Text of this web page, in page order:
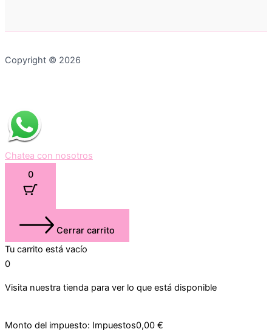
Copyright © 2026
Chatea con nosotros
0
Cerrar carrito
Tu carrito está vacío
0
Visita nuestra tienda para ver lo que está disponible
Monto del impuesto: Impuestos0,00 €